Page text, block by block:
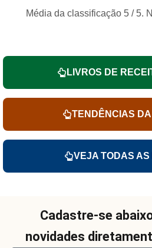
Média da classificação 5 / 5.
LIVROS DE
TENDÊNCIAS
VEJA TODAS AS
Cadastre-se
novidades